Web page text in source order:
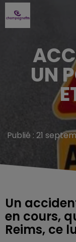
UN
Publié : 21
Un
en cours,
Reims, ce